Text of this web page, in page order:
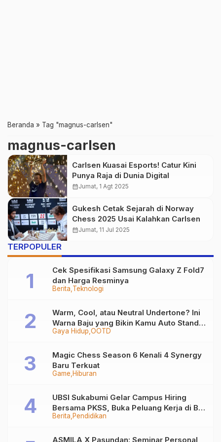
Beranda » Tag "magnus-carlsen"
magnus-carlsen
Carlsen Kuasai Esports! Catur Kini
Punya Raja di Dunia Digital
calendar_monthJumat, 1 Agt 2025
Gukesh Cetak Sejarah di Norway
Chess 2025 Usai Kalahkan Carlsen
calendar_monthJumat, 11 Jul 2025
TERPOPULER
Berita Teknologi
Cek Spesifikasi Samsung Galaxy Z Fold7
dan Harga Resminya
Gaya Hidup OOTD
Warm, Cool, atau Neutral Undertone? Ini
Warna Baju yang Bikin Kamu Auto Stand
Out
Game Hiburan
Magic Chess Season 6 Kenali 4 Synergy
Baru Terkuat
Berita Pendidikan
UBSI Sukabumi Gelar Campus Hiring
Bersama PKSS, Buka Peluang Kerja di BRI
Group
ASMILA X Pasundan: Seminar Personal